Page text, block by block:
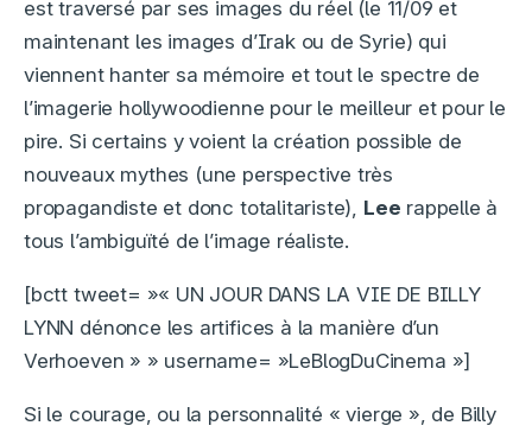
est traversé par ses images du réel (le 11/09 et
maintenant les images d’Irak ou de Syrie) qui
viennent hanter sa mémoire et tout le spectre de
l’imagerie hollywoodienne pour le meilleur et pour le
pire. Si certains y voient la création possible de
nouveaux mythes (une perspective très
propagandiste et donc totalitariste), Lee rappelle à
tous l’ambiguïté de l’image réaliste.
[bctt tweet= »« UN JOUR DANS LA VIE DE BILLY
LYNN dénonce les artifices à la manière d’un
Verhoeven » » username= »LeBlogDuCinema »]
Si le courage, ou la personnalité « vierge », de Billy